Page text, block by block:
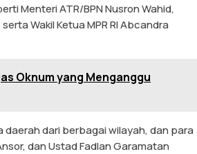
Menteri ATR/BPN Nusron Wahid,
Wakil Ketua MPR RI Abcandra
Oknum yang Menganggu
dari berbagai wilayah, dan para
dan Ustad Fadlan Garamatan